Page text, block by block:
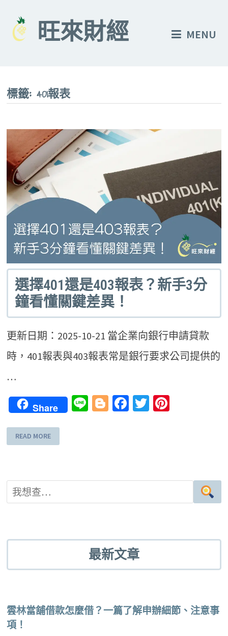
content
旺來財經 MENU
標籤:401報表
選擇401還是403報表？新手3分
鐘看懂關鍵差異！
更新日期：2025-10-21 當企業向銀行申請貸款
時，401報表與403報表常是銀行要求公司提供的
…
Share LineBlogger
Facebook
Twitter
READ MORE
最新文章
雲林當舖借款怎麼借？一篇了解申辦細節、注意事
項！